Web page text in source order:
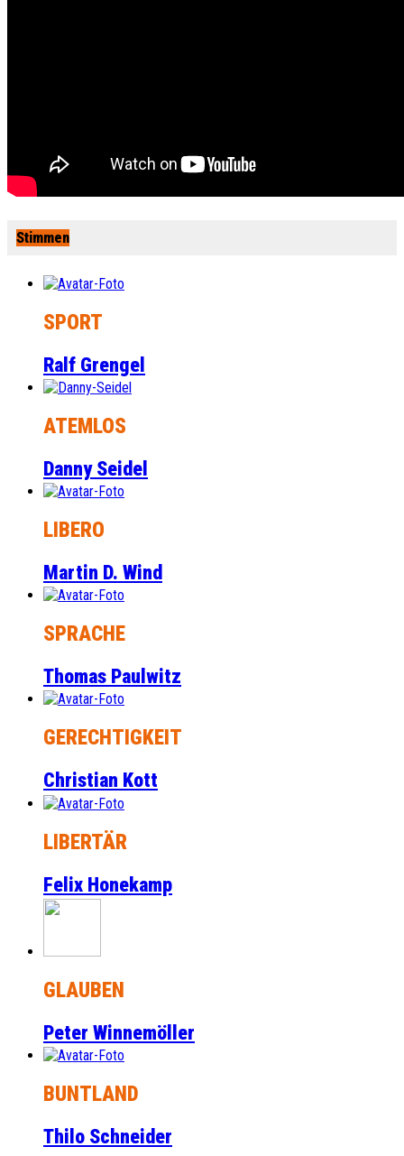
Stimmen
SPORT
Ralf Grengel
ATEMLOS
Danny Seidel
LIBERO
Martin D. Wind
SPRACHE
Thomas Paulwitz
GERECHTIGKEIT
Christian Kott
LIBERTÄR
Felix Honekamp
GLAUBEN
Peter Winnemöller
BUNTLAND
Thilo Schneider